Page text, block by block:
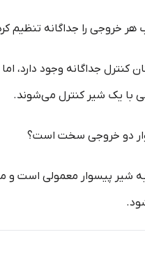
هر خروجی را جداگانه تنظیم
کنترل جداگانه وجود دارد،
با یک شیر کنترل می‌شوند.
دو خروجی سخت است؟
شیر پیسوار معمولی است و